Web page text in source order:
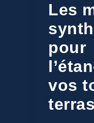
Les
pour
vos